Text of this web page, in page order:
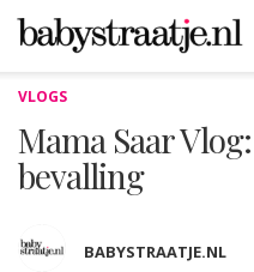
VLOGS
Mama Saar
bevalling
BABYSTRAATJE.NL